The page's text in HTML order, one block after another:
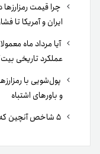
ایران و آمریکا تا
آیا مرداد ماه
عملکرد تاریخی
پول‌شویی با
و باورهای اشتباه